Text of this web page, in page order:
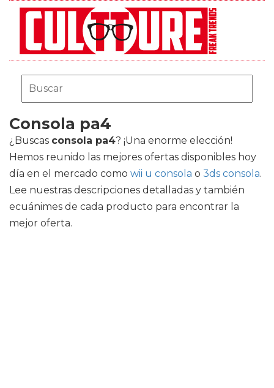
Consola pa4
¿Buscas consola pa4? ¡Una enorme elección!
Hemos reunido las mejores ofertas disponibles hoy
día en el mercado como wii u consola o 3ds consola.
Lee nuestras descripciones detalladas y también
ecuánimes de cada producto para encontrar la
mejor oferta.